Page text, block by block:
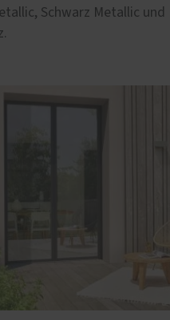
Schwarz Metallic und